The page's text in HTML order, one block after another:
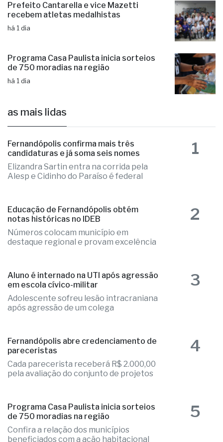
Prefeito Cantarella e vice Mazetti
recebem atletas medalhistas
há 1 dia
Programa Casa Paulista inicia sorteios
de 750 moradias na região
há 1 dia
as mais lidas
Fernandópolis confirma mais três
candidaturas e já soma seis nomes
Elizandra Sartin entra na corrida pela
Alesp e Cidinho do Paraíso é federal
1
Educação de Fernandópolis obtém
notas históricas no IDEB
Números colocam município em
destaque regional e provam excelência
2
Aluno é internado na UTI após agressão
em escola cívico-militar
Adolescente sofreu lesão intracraniana
após agressão de um colega
3
Fernandópolis abre credenciamento de
pareceristas
Cada parecerista receberá R$ 2.000,00
pela avaliação do conjunto de projetos
4
Programa Casa Paulista inicia sorteios
de 750 moradias na região
Confira a relação dos municípios
beneficiados com a ação habitacional
5